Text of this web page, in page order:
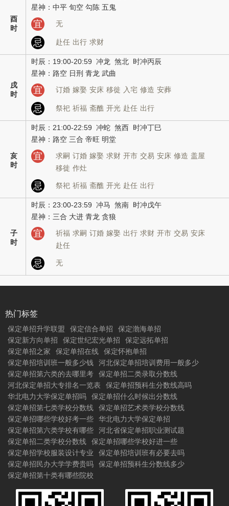
酉
时
星神：中平 旬空 勾陈 五鬼
宜 无
忌 赴任 出行 求财
戌
时
时辰：19:00-20:59 冲龙 煞北 时冲丙辰
星神：路空 日刑 青龙 武曲
宜 订婚 嫁娶 安床 移徙 入宅 修造 安葬
忌 祭祀 祈福 斋醮 开光 赴任 出行
亥
时
时辰：21:00-22:59 冲蛇 煞西 时冲丁巳
星神：路空 三合 帝旺 明堂
宜 求嗣 订婚 嫁娶 求财 开市 交易 安床 修造 盖屋
移徙 作灶
忌 祭祀 祈福 斋醮 开光 赴任 出行
子
时
时辰：23:00-23:59 冲马 煞南 时冲戊午
星神：三合 大进 青龙 贪狼
宜 祈福 求嗣 订婚 嫁娶 出行 求财 开市 交易 安床
赴任
忌 无
热门标签
保定单招升学联盟 保定信合单招
保定渤海单招
保定新方向单招
保定世纪宏光单招
保定远拓单招
保定单招之家
保定单招在线
保定怀抱单招
保定单招培训班一般多少钱
河北保定单招培训费用一般多少
保定单招第六类的去哪里考
保定单招二类录取分数线
河北保定单招大专排名一览表
保定单招预科生分数线高吗
华北电力大学保定单招吗
保定单招什么时候出分数线
保定单招第七类学校分数线
保定单招艺术类学校分数线
保定单招哪些学校好考一些
华北电力大学保定单招
保定单招第六类学校有哪些
河北省保定单招职业测试题
保定单招二类学校分数线
保定单招哪些学校好进一些
保定单招学校服装设计专业
保定单招培训班有必要去吗
保定单招民办大学学费贵吗
保定单招预科生分数线多少
保定单招第十类有哪些院校